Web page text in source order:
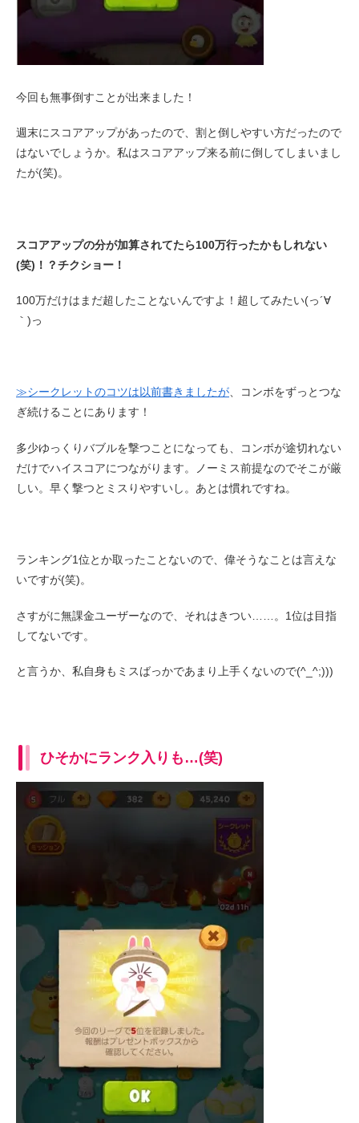
今回も無事倒すことが出来ました！
週末にスコアアップがあったので、割と倒しやすい方だったので
はないでしょうか。私はスコアアップ来る前に倒してしまいまし
たが(笑)。
スコアアップの分が加算されてたら100万行ったかもしれない
(笑)！？チクショー！
100万だけはまだ超したことないんですよ！超してみたい(っ´∀
｀)っ
≫シークレットのコツは以前書きましたが、コンボをずっとつな
ぎ続けることにあります！
多少ゆっくりバブルを撃つことになっても、コンボが途切れない
だけでハイスコアにつながります。ノーミス前提なのでそこが厳
しい。早く撃つとミスりやすいし。あとは慣れですね。
ランキング1位とか取ったことないので、偉そうなことは言えな
いですが(笑)。
さすがに無課金ユーザーなので、それはきつい……。1位は目指
してないです。
と言うか、私自身もミスばっかであまり上手くないので(^_^;)))
ひそかにランク入りも…(笑)